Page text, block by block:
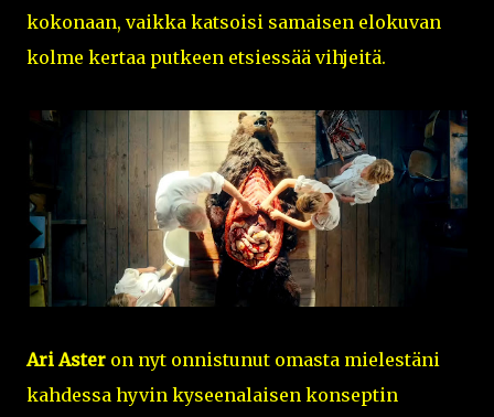
kokonaan, vaikka katsoisi samaisen elokuvan
kolme kertaa putkeen etsiessää vihjeitä.
Ari Aster on nyt onnistunut omasta mielestäni
kahdessa hyvin kyseenalaisen konseptin